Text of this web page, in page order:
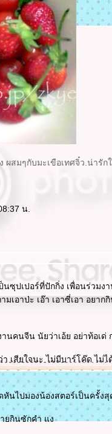
ผสมๆกับมะเขือเทศจิ๋ว.น่ารัก
น.
นซุปเปอร์ที่ปักกิ่ง เพื่อนร่ว
ามเอาป่ะ เอ๊า เอาซี่เอา อ
นคนจีน นัยว่าเอ้ย อย่าท้อเด่
สียใจนะ ไม่มีบาร์โค๊ด ไม่ไ
นไปมองน้องสตอร์เป็นครั้ง
ยกินซักคำ แง